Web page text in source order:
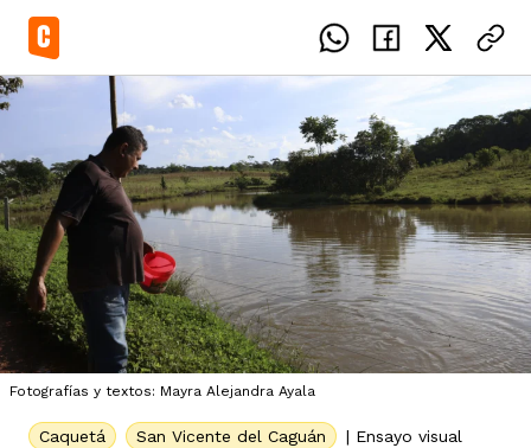
Fotografías y textos: Mayra Alejandra Ayala
Caquetá San Vicente del Caguán | Ensayo visual
país
del Caguán
del Cesar